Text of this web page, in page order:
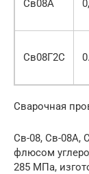
Св08А
Св08Г2С
Сварочная
Св-08, Св-08А,
флюсом
285 МПа,